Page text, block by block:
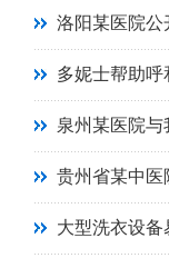
洛阳某医院公
多妮士帮助
泉州某医院
贵州省某中医
大型洗衣设